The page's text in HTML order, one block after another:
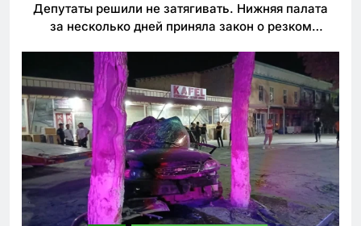
Депутаты решили не затягивать. Нижняя палата
за несколько дней приняла закон о резком